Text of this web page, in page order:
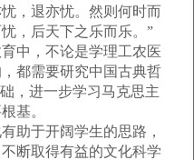
，退亦忧。然则何时而
，后天下之乐而乐。”
中，不论是学理工农医
都需要研究中国古典哲
，进一步学习马克思主
基。
于开阔学生的思路，
断取得有益的文化科学